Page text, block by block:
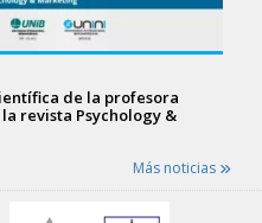
de la profesora
revista Psychology &
Más noticias